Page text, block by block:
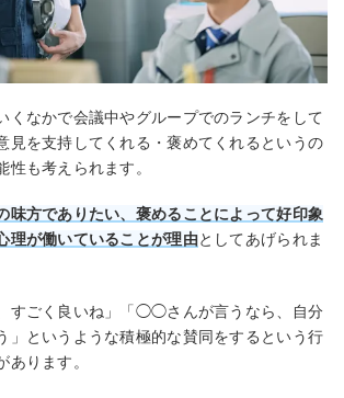
くなかで会議中やグループでのランチをして
見を支持してくれる・褒めてくれるというの
性も考えられます。
味方でありたい、褒めることによって好印象
理が働いていることが理由としてあげられま
すごく良いね」「◯◯さんが言うなら、自分
」というような積極的な賛同をするという行
あります。